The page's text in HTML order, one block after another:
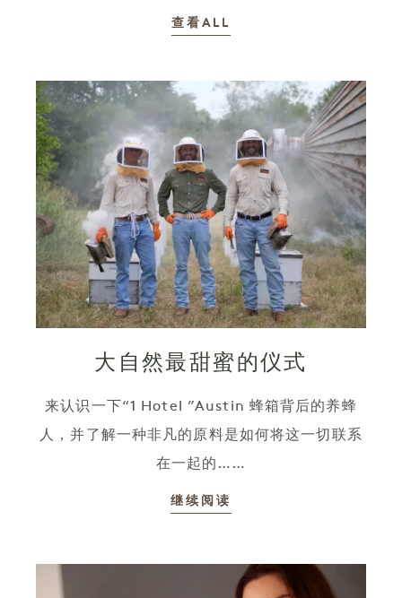
查看ALL
大自然最甜蜜的仪式
来认识一下“1 Hotel ”Austin 蜂箱背后的养蜂
人，并了解一种非凡的原料是如何将这一切联系
在一起的……
继续阅读